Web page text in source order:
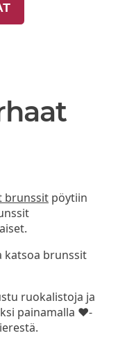
brunssit pöytiin
katsoa brunssit
ruokalistoja ja
painamalla ❤-